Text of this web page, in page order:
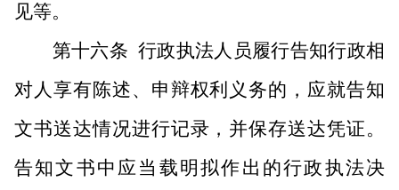
见等。
第十六条 行政执法人员履行告知行政相
对人享有陈述、申辩权利义务的，应就告知
文书送达情况进行记录，并保存送达凭证。
告知文书中应当载明拟作出的行政执法决